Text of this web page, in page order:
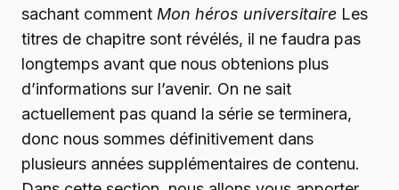
sachant comment Mon héros universitaire Les
titres de chapitre sont révélés, il ne faudra pas
longtemps avant que nous obtenions plus
d’informations sur l’avenir. On ne sait
actuellement pas quand la série se terminera,
donc nous sommes définitivement dans
plusieurs années supplémentaires de contenu.